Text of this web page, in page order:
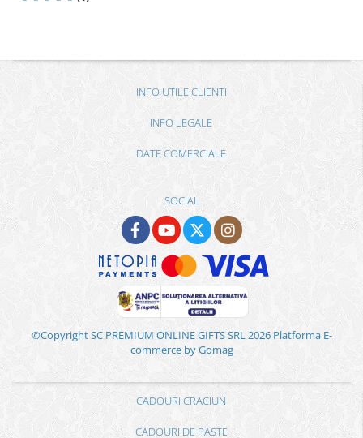
INFO UTILE CLIENTI
INFO LEGALE
DATE COMERCIALE
SOCIAL
©Copyright SC PREMIUM ONLINE GIFTS SRL 2026 Platforma E-
commerce by Gomag
CADOURI CRACIUN
CADOURI DE PASTE